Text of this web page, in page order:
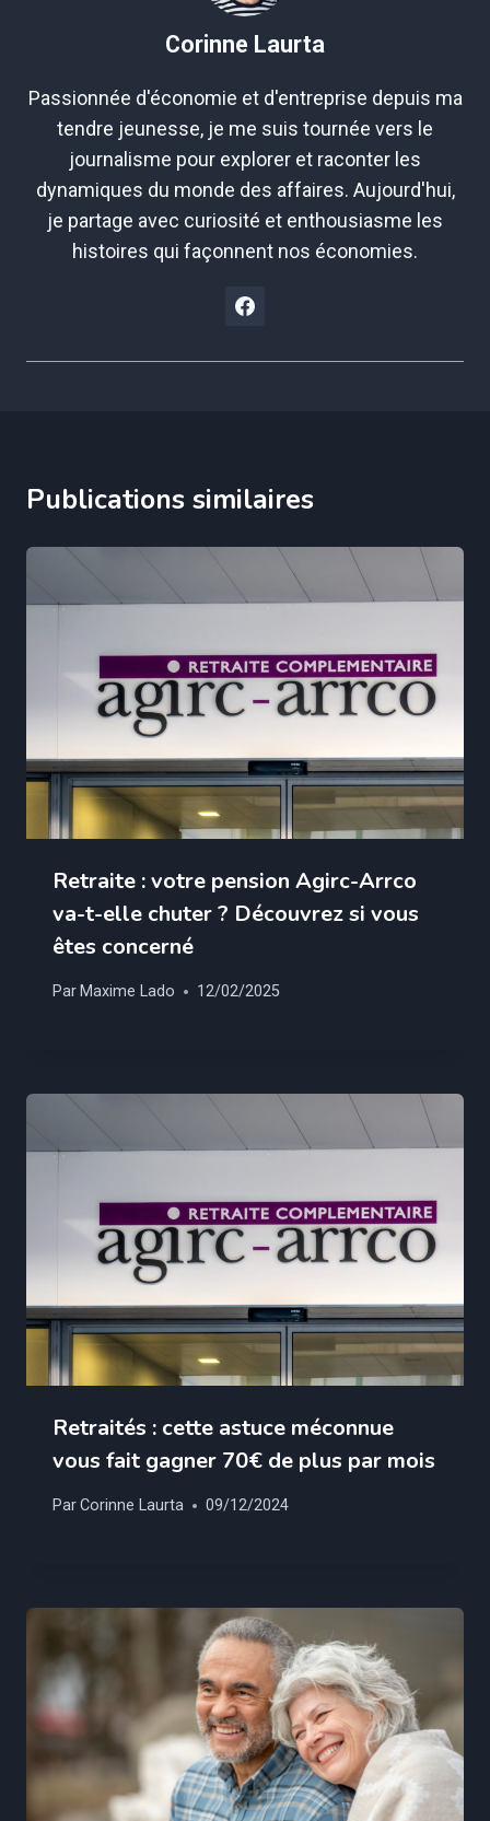
Corinne Laurta
Passionnée d'économie et d'entreprise depuis ma
tendre jeunesse, je me suis tournée vers le
journalisme pour explorer et raconter les
dynamiques du monde des affaires. Aujourd'hui,
je partage avec curiosité et enthousiasme les
histoires qui façonnent nos économies.
Publications similaires
Retraite : votre pension Agirc-Arrco
va-t-elle chuter ? Découvrez si vous
êtes concerné
Par Maxime Lado 12/02/2025
Retraités : cette astuce méconnue
vous fait gagner 70€ de plus par mois
ParCorinne Laurta 09/12/2024